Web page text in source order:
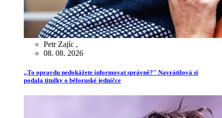
Petr Zajíc ,
08. 08. 2026
„To opravdu nedokážete informovat správně?" Navrátilová si
podala titulky o běloruské jedničce